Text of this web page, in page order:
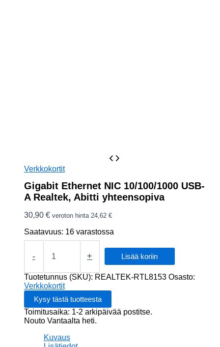
Verkkokortit
Gigabit Ethernet NIC 10/100/1000 USB-
A Realtek, Abitti yhteensopiva
30,90 € veroton hinta 24,62 €
Saatavuus: 16 varastossa
-
Gigabit
10/100/1000
USB-
A
Realtek,
Abitti
yhteensopiva
+ Lisää koriin
Tuotetunnus (SKU): REALTEK-RTL8153 Osasto:
Verkkokortit
Toimitusaika: 1-2 arkipäivää postitse.
Nouto Vantaalta heti.
Kuvaus